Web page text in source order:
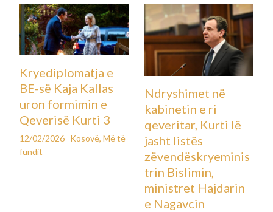
Kryediplomatja e
BE-së Kaja Kallas
uron formimin e
Qeverisë Kurti 3
12/02/2026 Kosovë,Më të
fundit
Ndryshimet në
kabinetin e ri
qeveritar, Kurti lë
jasht listës
zëvendëskryeminis
trin Bislimin,
ministret Hajdarin
e Nagavcin